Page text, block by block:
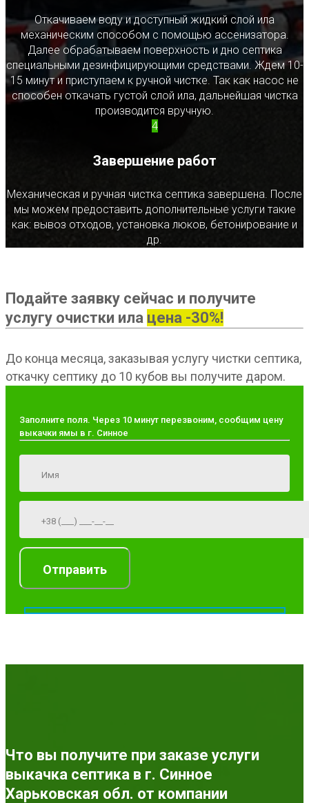
Откачиваем воду и доступный жидкий слой ила
механическим способом с помощью ассенизатора.
Далее обрабатываем поверхность и дно септика
специальными дезинфицирующими средствами. Ждем 10-
15 минут и приступаем к ручной чистке. Так как насос не
способен откачать густой слой ила, дальнейшая чистка
производится вручную.
4
Завершение работ
Механическая и ручная чистка септика завершена. После
мы можем предоставить дополнительные услуги такие
как: вывоз отходов, установка люков, бетонирование и
др.
Подайте заявку сейчас и получите
услугу очистки ила цена -30%!
До конца месяца, заказывая услугу чистки септика,
откачку септику до 10 кубов вы получите даром.
Заполните поля. Через 10 минут перезвоним, сообщим цену
выкачки ямы в г. Синное
Что вы получите при заказе услуги
выкачка септика в г. Синное
Харьковская обл. от компании